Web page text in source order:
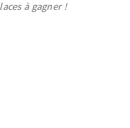
à gagner !